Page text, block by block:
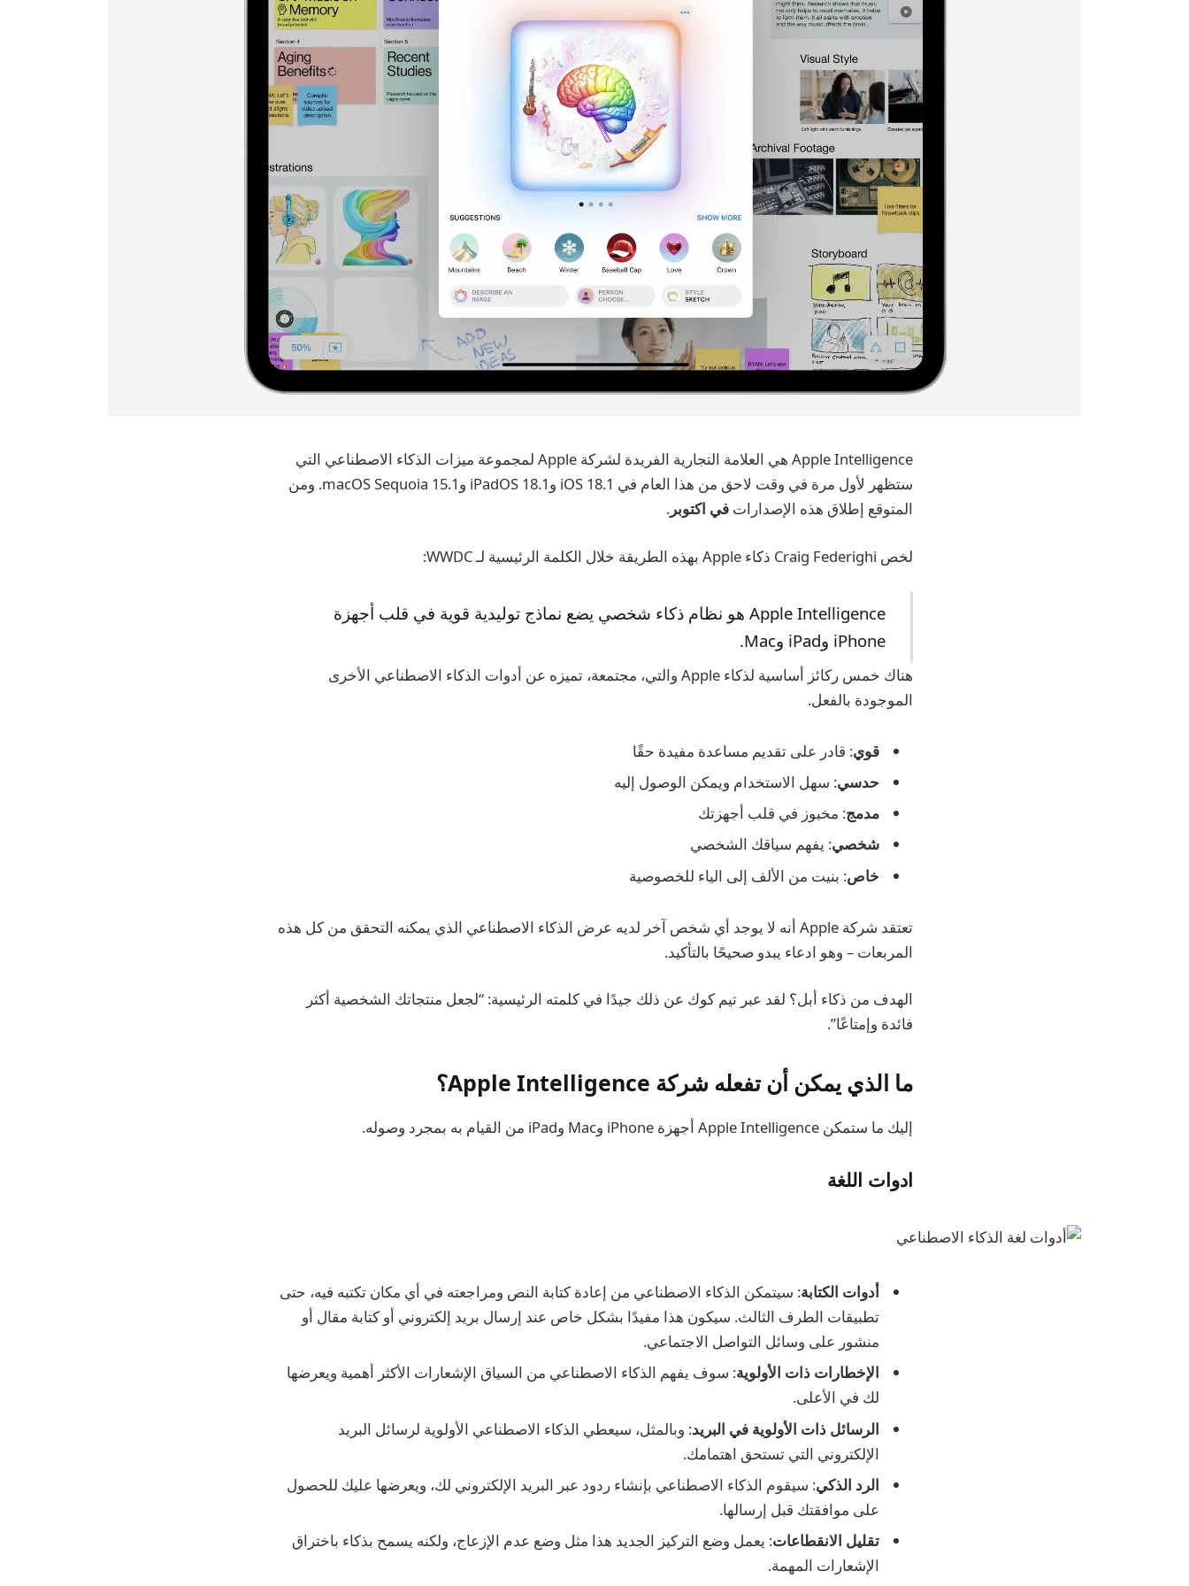
Apple Intelligence هي العلامة التجارية الفريدة لشركة Apple لمجموعة ميزات الذكاء الاصطناعي التي
ستظهر لأول مرة في وقت لاحق من هذا العام في iOS 18.1 وiPadOS 18.1 وmacOS Sequoia 15.1. ومن
المتوقع إطلاق هذه الإصدارات في اكتوبر .
لخص Craig Federighi ذكاء Apple بهذه الطريقة خلال الكلمة الرئيسية لـ WWDC:
Apple Intelligence هو نظام ذكاء شخصي يضع نماذج توليدية قوية في قلب أجهزة
iPhone وiPad وMac.
هناك خمس ركائز أساسية لذكاء Apple والتي، مجتمعة، تميزه عن أدوات الذكاء الاصطناعي الأخرى
الموجودة بالفعل.
قوي: قادر على تقديم مساعدة مفيدة حقًا
حدسي: سهل الاستخدام ويمكن الوصول إليه
مدمج: مخبوز في قلب أجهزتك
شخصي: يفهم سياقك الشخصي
خاص: بنيت من الألف إلى الياء للخصوصية
تعتقد شركة Apple أنه لا يوجد أي شخص آخر لديه عرض الذكاء الاصطناعي الذي يمكنه التحقق من كل هذه
المربعات – وهو ادعاء يبدو صحيحًا بالتأكيد.
الهدف من ذكاء أبل؟ لقد عبر تيم كوك عن ذلك جيدًا في كلمته الرئيسية: “لجعل منتجاتك الشخصية أكثر
فائدة وإمتاعًا”.
ما الذي يمكن أن تفعله شركة Apple Intelligence؟
إليك ما ستمكن Apple Intelligence أجهزة iPhone وMac وiPad من القيام به بمجرد وصوله.
ادوات اللغة
أدوات الكتابة: سيتمكن الذكاء الاصطناعي من إعادة كتابة النص ومراجعته في أي مكان تكتبه فيه، حتى
تطبيقات الطرف الثالث. سيكون هذا مفيدًا بشكل خاص عند إرسال بريد إلكتروني أو كتابة مقال أو
منشور على وسائل التواصل الاجتماعي.
الإخطارات ذات الأولوية: سوف يفهم الذكاء الاصطناعي من السياق الإشعارات الأكثر أهمية ويعرضها
لك في الأعلى.
الرسائل ذات الأولوية في البريد: وبالمثل، سيعطي الذكاء الاصطناعي الأولوية لرسائل البريد
الإلكتروني التي تستحق اهتمامك.
الرد الذكي: سيقوم الذكاء الاصطناعي بإنشاء ردود عبر البريد الإلكتروني لك، ويعرضها عليك للحصول
على موافقتك قبل إرسالها.
تقليل الانقطاعات: يعمل وضع التركيز الجديد هذا مثل وضع عدم الإزعاج، ولكنه يسمح بذكاء باختراق
الإشعارات المهمة.